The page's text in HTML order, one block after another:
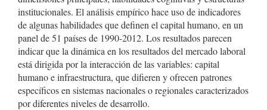
institucionales. El análisis empírico hace uso de indicadores
de algunas habilidades que definen el capital humano, en un
panel de 51 países de 1990-2012. Los resultados parecen
indicar que la dinámica en los resultados del mercado laboral
está dirigida por la interacción de las variables: capital
humano e infraestructura, que difieren y ofrecen patrones
específicos en sistemas nacionales o regionales caracterizados
por diferentes niveles de desarrollo.